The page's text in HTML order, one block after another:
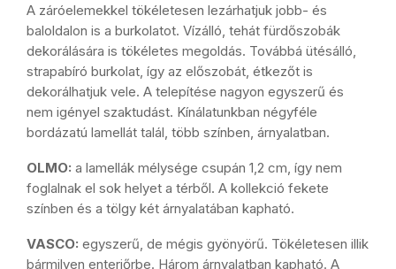
A záróelemekkel tökéletesen lezárhatjuk jobb- és
baloldalon is a burkolatot. Vízálló, tehát fürdőszobák
dekorálására is tökéletes megoldás. Továbbá ütésálló,
strapabíró burkolat, így az előszobát, étkezőt is
dekorálhatjuk vele. A telepítése nagyon egyszerű és
nem igényel szaktudást. Kínálatunkban négyféle
bordázatú lamellát talál, több színben, árnyalatban.
OLMO: a lamellák mélysége csupán 1,2 cm, így nem
foglalnak el sok helyet a térből. A kollekció fekete
színben és a tölgy két árnyalatában kapható.
VASCO: egyszerű, de mégis gyönyörű. Tökéletesen illik
bármilyen enteriőrbe. Három árnyalatban kapható. A